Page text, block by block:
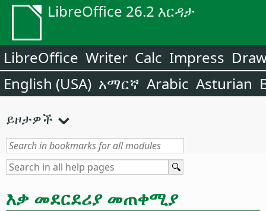
LibreOffice 26.2 እርዳታ
LibreOffice Writer Calc Impress
English (USA) አማርኛ Arabic Asturian
ይዞታዎች
እቃ መደርደሪያ መጠቀሚያ